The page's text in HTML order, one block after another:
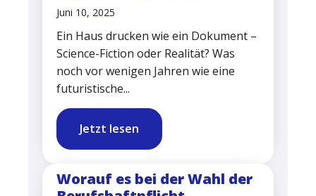
Juni 10, 2025
Ein Haus drucken wie ein Dokument –
Science-Fiction oder Realität? Was
noch vor wenigen Jahren wie eine
futuristische...
Jetzt lesen
Worauf es bei der Wahl der